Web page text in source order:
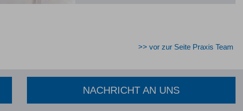
>> vor zur Seite Praxis Team
NACHRICHT AN UNS